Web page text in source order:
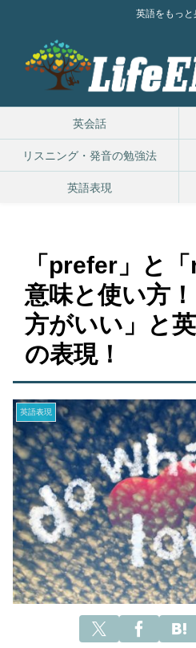
英語をもっと
英会話
リスニング・発音の勉強法
英語表現
「prefer」と
意味と使い方
方がいい」と
の表現！
英語表現